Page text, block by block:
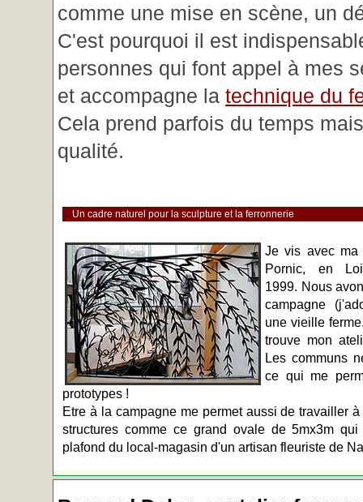
comme une mise en scène, un
C'est pourquoi il est
personnes qui font appel à mes
et accompagne la technique du
Cela prend parfois du temps
qualité.
Un cadre naturel pour la sculpture et la ferronnerie
Je vis avec ma
Pornic, en
1999. Nous
campagne
une vieille
trouve mon
Les communs
ce qui me
prototypes !
Etre à la campagne me permet aussi de travailler
structures comme ce grand ovale de 5mx3m
plafond du local-magasin d'un artisan fleuriste de